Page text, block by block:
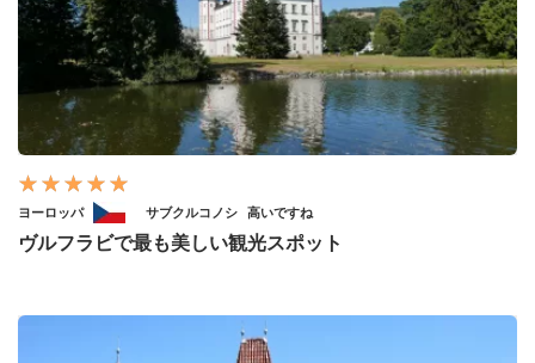
ヨーロッパ サブクルコノシ 高いですね
ヴルフラビで最も美しい観光スポット